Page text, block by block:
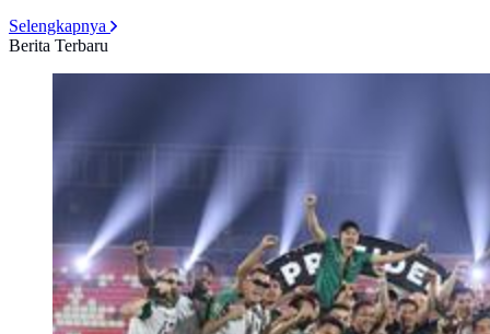
Selengkapnya
Berita Terbaru